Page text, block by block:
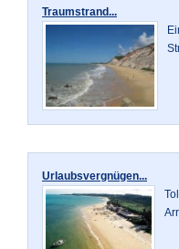
Traumstrand...
Urlaubsvergnügen...